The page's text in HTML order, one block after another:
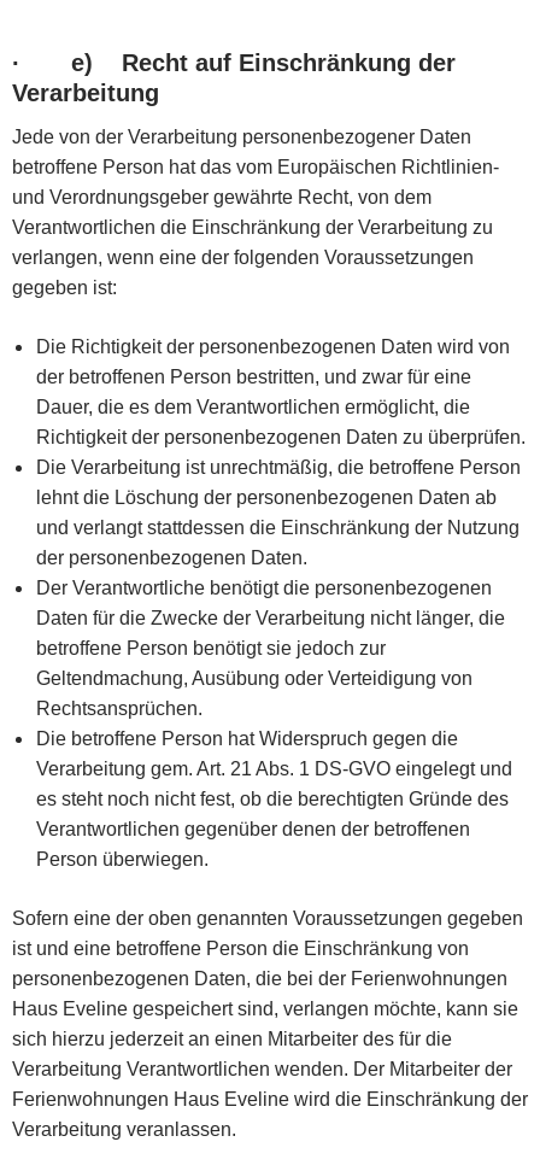
· e) Recht auf Einschränkung der
Verarbeitung
Jede von der Verarbeitung personenbezogener Daten
betroffene Person hat das vom Europäischen Richtlinien-
und Verordnungsgeber gewährte Recht, von dem
Verantwortlichen die Einschränkung der Verarbeitung zu
verlangen, wenn eine der folgenden Voraussetzungen
gegeben ist:
Die Richtigkeit der personenbezogenen Daten wird von
der betroffenen Person bestritten, und zwar für eine
Dauer, die es dem Verantwortlichen ermöglicht, die
Richtigkeit der personenbezogenen Daten zu überprüfen.
Die Verarbeitung ist unrechtmäßig, die betroffene Person
lehnt die Löschung der personenbezogenen Daten ab
und verlangt stattdessen die Einschränkung der Nutzung
der personenbezogenen Daten.
Der Verantwortliche benötigt die personenbezogenen
Daten für die Zwecke der Verarbeitung nicht länger, die
betroffene Person benötigt sie jedoch zur
Geltendmachung, Ausübung oder Verteidigung von
Rechtsansprüchen.
Die betroffene Person hat Widerspruch gegen die
Verarbeitung gem. Art. 21 Abs. 1 DS-GVO eingelegt und
es steht noch nicht fest, ob die berechtigten Gründe des
Verantwortlichen gegenüber denen der betroffenen
Person überwiegen.
Sofern eine der oben genannten Voraussetzungen gegeben
ist und eine betroffene Person die Einschränkung von
personenbezogenen Daten, die bei der Ferienwohnungen
Haus Eveline gespeichert sind, verlangen möchte, kann sie
sich hierzu jederzeit an einen Mitarbeiter des für die
Verarbeitung Verantwortlichen wenden. Der Mitarbeiter der
Ferienwohnungen Haus Eveline wird die Einschränkung der
Verarbeitung veranlassen.